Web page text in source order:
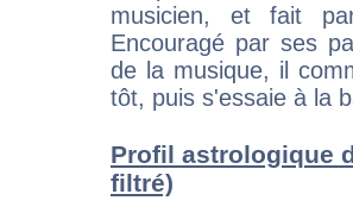
musicien, et fait
Encouragé par ses
de la musique, il
tôt, puis s'essaie à la
Profil astrologique
filtré)